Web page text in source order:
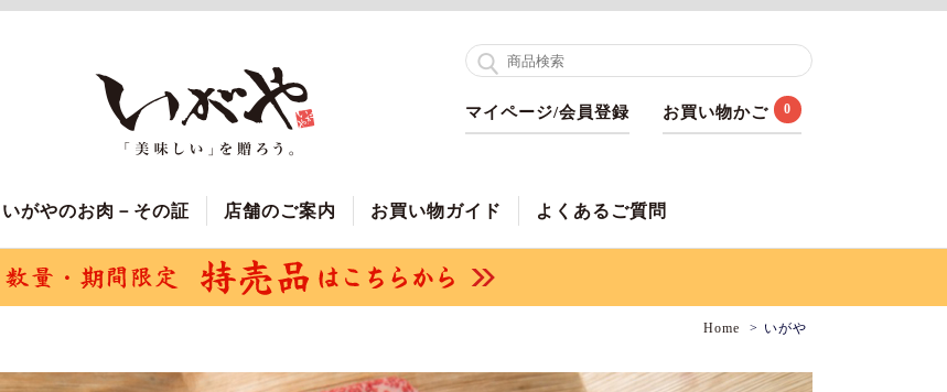
マイページ/会員登録 お買い物かご 0
いがやのお肉－その証 店舗のご案内 お買い物ガイド よくあるご質問
Home いがや